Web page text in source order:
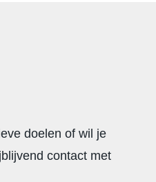
doelen of wil je
contact met